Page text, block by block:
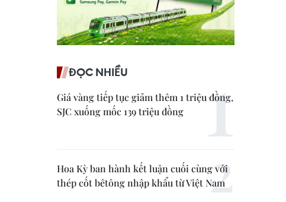
ĐỌC NHIỀU
Giá vàng tiếp tục giảm thêm 1 triệu đồng,
SJC xuống mốc 139 triệu đồng
Hoa Kỳ ban hành kết luận cuối cùng với
thép cốt bêtông nhập khẩu từ Việt Nam